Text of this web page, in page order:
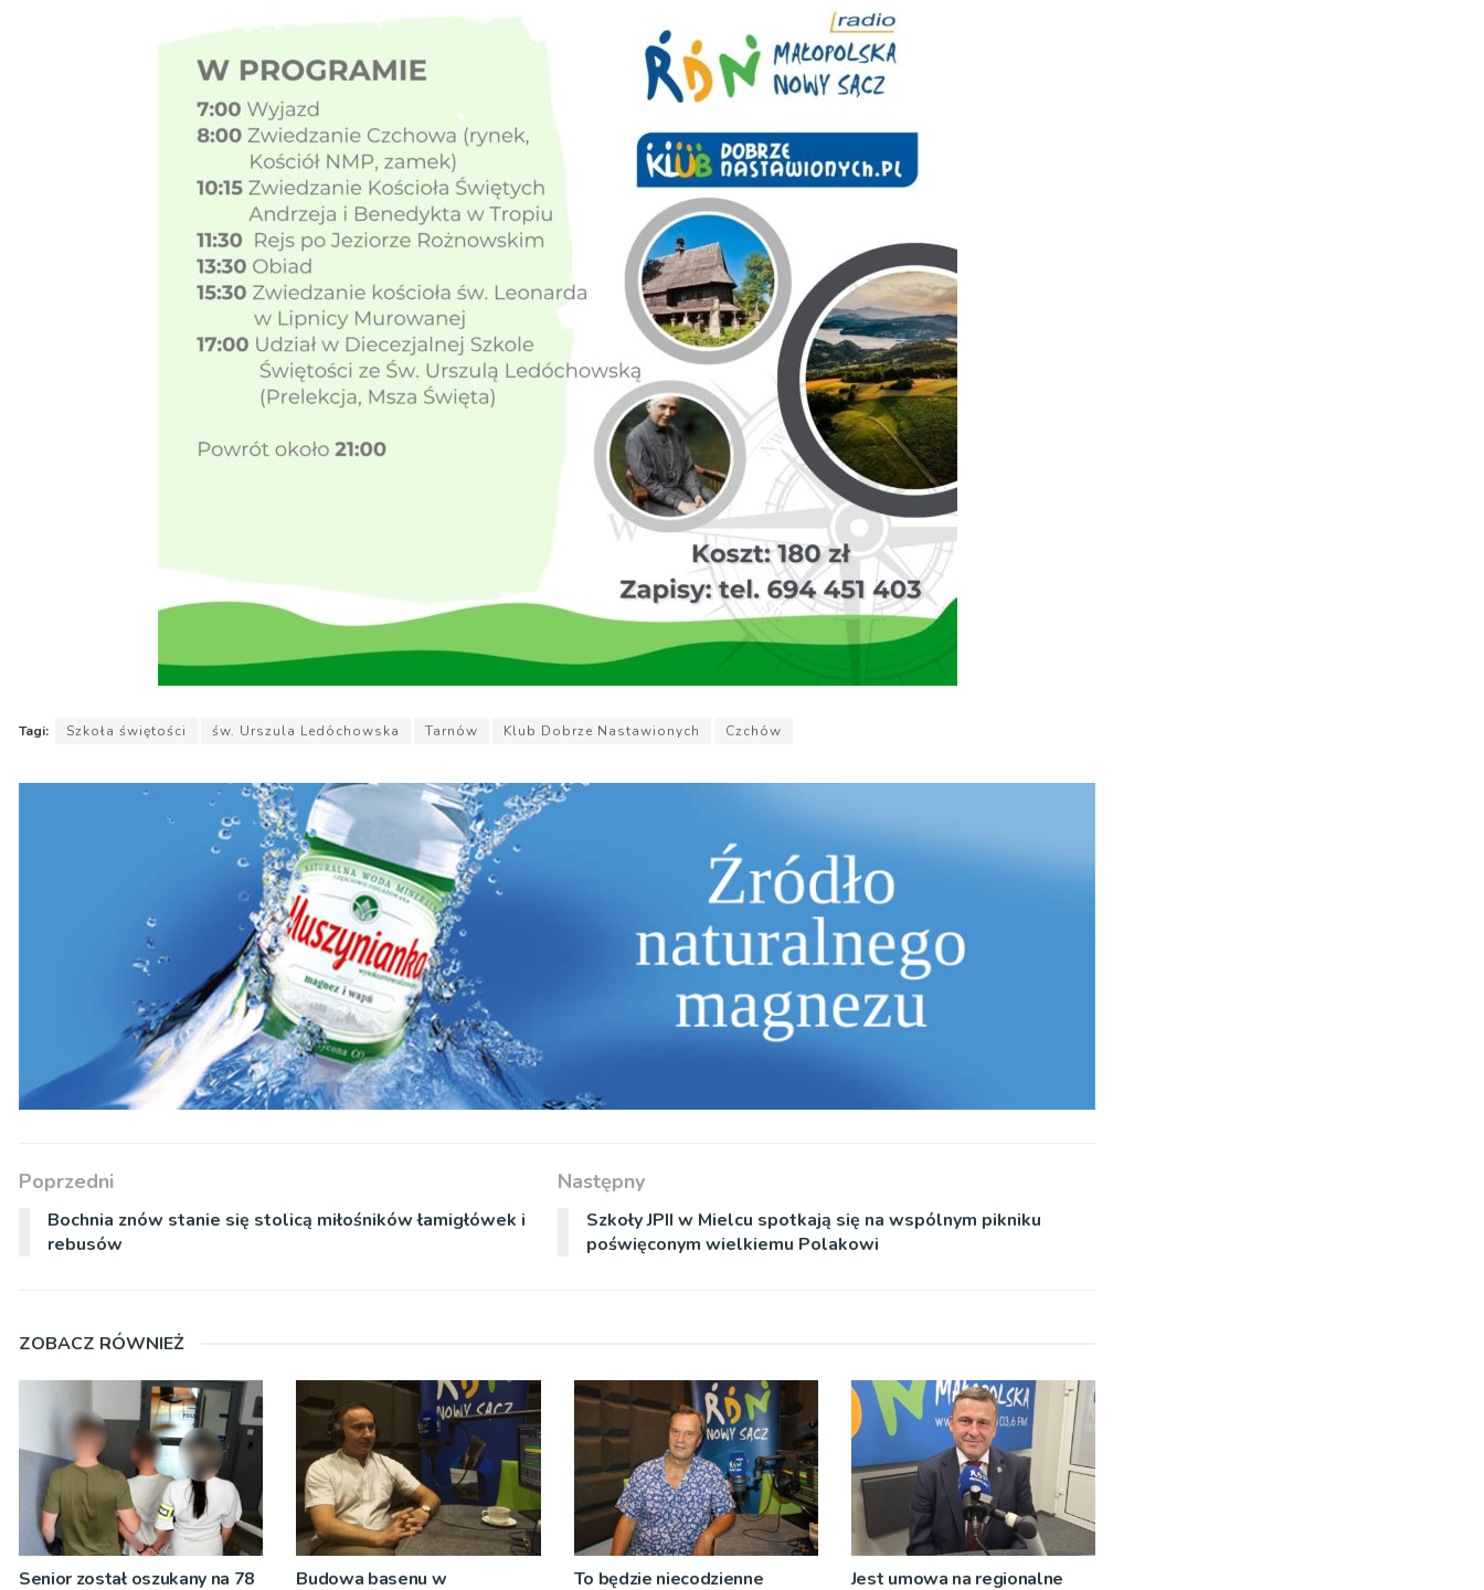
Tagi: Szkoła świętości św. Urszula Ledóchowska Tarnów Klub Dobrze Nastawionych Czchów
Poprzedni
Bochnia znów stanie się stolicą miłośników łamigłówek i
rebusów
Następny
Szkoły JPII w Mielcu spotkają się na wspólnym pikniku
poświęconym wielkiemu Polakowi
ZOBACZ RÓWNIEŻ
Senior został oszukany na 78 Budowa basenu w To będzie niecodzienne Jest umowa na regionalne